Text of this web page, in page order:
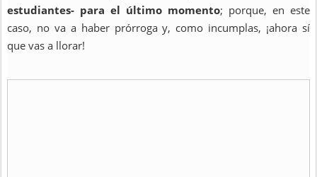
estudiantes- para el último momento; porque, en este
caso, no va a haber prórroga y, como incumplas, ¡ahora sí
que vas a llorar!